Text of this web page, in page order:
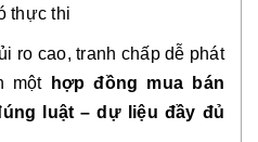
thực thi
ro cao, tranh chấp dễ phát
một
hợp đồng mua bán
luật – dự liệu đầy đủ